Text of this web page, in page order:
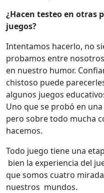
¿Hacen testeo en otras
juegos?
Intentamos hacerlo, no
probamos entre
en nuestro humor.
chistoso puede
algunos juegos
Uno que se probó en
pero sobre todo mucha
hacemos.
Todo juego tiene una
bien la experiencia del
que somos cuatro
nuestros mundos.